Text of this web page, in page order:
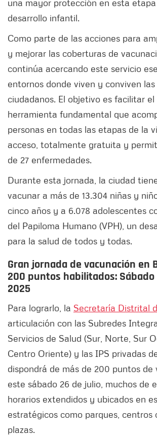
una mayor protección en esta
desarrollo infantil.
Como parte de las acciones para
y mejorar las coberturas de
continúa acercando este servicio
entornos donde viven y conviven
ciudadanos. El objetivo es facilitar
herramienta fundamental que
personas en todas las etapas de la
acceso, totalmente gratuita y
de 27 enfermedades.
Durante esta jornada, la ciudad
vacunar a más de 13.304 niñas y
cinco años y a 6.078 adolescentes
del Papiloma Humano (VPH), un
para la salud de todos y todas.
Gran jornada de vacunación en
200 puntos habilitados:
2025
Para lograrlo, la Secretaría Distrital
articulación con las Subredes
Servicios de Salud (Sur, Norte, Sur
Centro Oriente) y las IPS privadas
dispondrá de más de 200 puntos de
este sábado 26 de julio, muchos de
horarios extendidos y ubicados en
estratégicos como parques, centros
plazas.